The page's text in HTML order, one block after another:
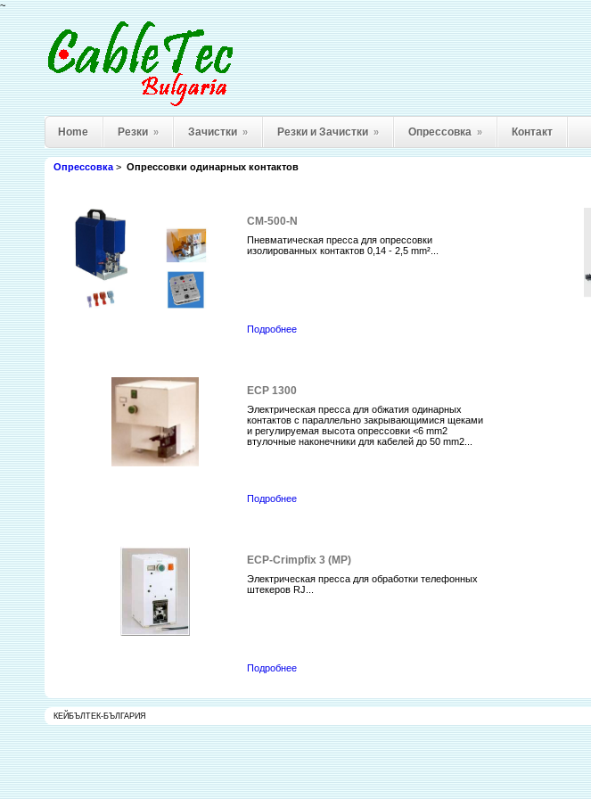
~
Home Резки » Зачистки » Резки и Зачистки » Опрессовка » Контакт
Опрессовка > Опрессовки одинарных контактов
CM-500-N
Пневматическая пресса для опрессовки
изолированных контактов 0,14 - 2,5 mm²...
Подробнее
ECP 1300
Электрическая пресса для обжатия одинарных
контактов с параллельно закрывающимися щеками
и регулируемая высота опрессовки <6 mm2
втулочные наконечники для кабелей до 50 mm2...
Подробнее
ECP-Crimpfix 3 (MP)
Электрическая пресса для обработки телефонных
штекеров RJ...
Подробнее
КЕЙБЪЛТЕК-БЪЛГАРИЯ